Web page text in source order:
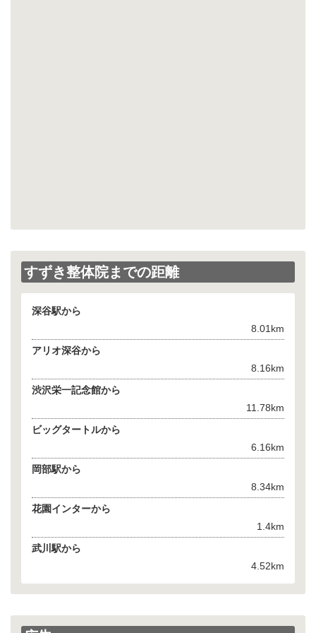
すずき整体院までの距離
深谷駅から
8.01km
アリオ深谷から
8.16km
渋沢栄一記念館から
11.78km
ビッグタートルから
6.16km
岡部駅から
8.34km
花園インターから
1.4km
武川駅から
4.52km